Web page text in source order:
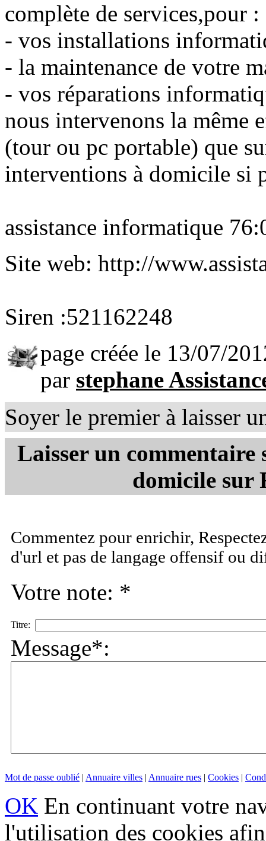
complète de services,pour :
- vos installations
- la maintenance de votre
- vos réparations
nous intervenons la même
(tour ou pc portable) que
interventions à domicile si
assistance informatique
Site web: http://
Siren :521162248
page créée le 13/07/
par stephane
Soyer le premier à laisser
Laisser un
domicile sur
Commentez pour enrichir,
d'url et pas de langage offensif ou
Votre note: *
Titre:
Message*:
Mot de passe oublié | Annuaire villes | Annuaire rues | Cookies |
OK En continuant votre
l'utilisation des cookies